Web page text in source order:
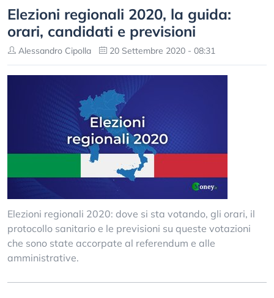
Elezioni regionali 2020, la guida:
orari, candidati e previsioni
Alessandro Cipolla 20 Settembre 2020 - 08:31
Elezioni regionali 2020: dove si sta votando, gli orari, il
protocollo sanitario e le previsioni su queste votazioni
che sono state accorpate al referendum e alle
amministrative.